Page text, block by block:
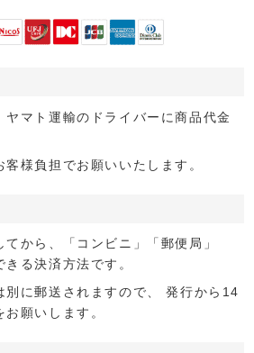
ヤマト運輸のドライバーに商品代金
様負担でお願いいたします。
から、「コンビニ」「郵便局」
きる決済方法です。
別に郵送されますので、 発行から14
願いします。